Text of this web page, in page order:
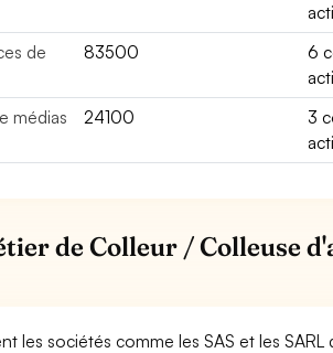
de
83500
6
médias 24100
3
de Colleur / Colleuse
les sociétés comme les SAS et les